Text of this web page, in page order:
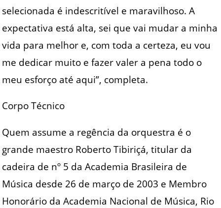
selecionada é indescritível e maravilhoso. A
expectativa está alta, sei que vai mudar a minha
vida para melhor e, com toda a certeza, eu vou
me dedicar muito e fazer valer a pena todo o
meu esforço até aqui”, completa.
Corpo Técnico
Quem assume a regência da orquestra é o
grande maestro Roberto Tibiriçá, titular da
cadeira de nº 5 da Academia Brasileira de
Música desde 26 de março de 2003 e Membro
Honorário da Academia Nacional de Música, Rio